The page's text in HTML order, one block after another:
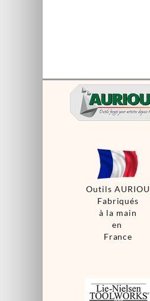
Outils AURIOU
Fabriqués
à la main
en
France